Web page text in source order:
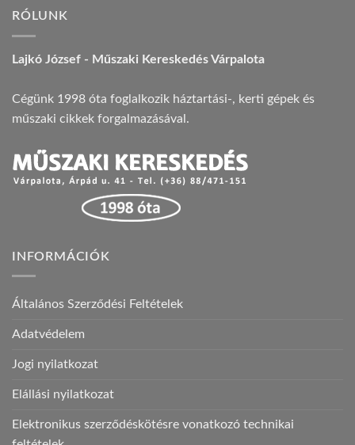
RÓLUNK
Lajkó József - Műszaki Kereskedés Várpalota
Cégünk 1998 óta foglalkozik háztartási-, kerti gépek és
műszaki cikkek forgalmazásával.
INFORMÁCIÓK
Általános Szerződési Feltételek
Adatvédelem
Jogi nyilatkozat
Elállási nyilatkozat
Elektronikus szerződéskötésre vonatkozó technikai